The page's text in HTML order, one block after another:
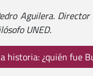
Aguilera.
UNED.
historia: ¿quién fue